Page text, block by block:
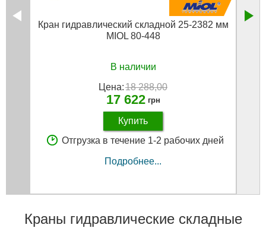
Кран гидравлический складной 25-2382 мм
MIOL 80-448
В наличии
Цена:18 288,00
17 622 грн
Купить
Отгрузка в течение 1-2 рабочих дней
Подробнее...
Краны гидравлические складные